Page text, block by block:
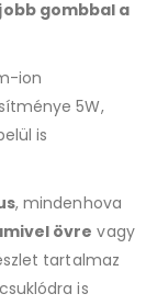
jobb gombbal a
ion
5W,
is
, mindenhova
övre vagy
tartalmaz
is